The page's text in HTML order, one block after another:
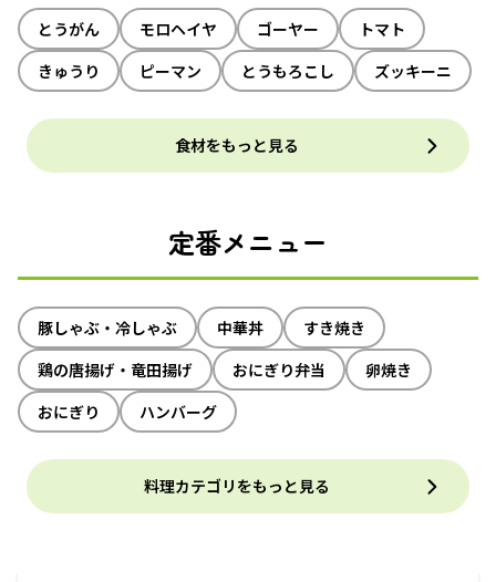
とうがん モロヘイヤ ゴーヤー
トマト
きゅうり
ピーマン とうもろこし ズッキーニ
食材をもっと見る
定番メニュー
豚しゃぶ・冷しゃぶ 中華丼
すき焼き
鶏の唐揚げ・竜田揚げ
おにぎり弁当
卵焼き
おにぎり
ハンバーグ
料理カテゴリをもっと見る